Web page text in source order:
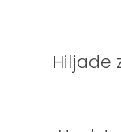
Hiljade